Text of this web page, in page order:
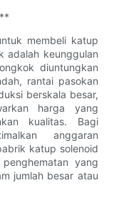
membeli katup
adalah keunggulan
diuntungkan
rantai pasokan
berskala besar,
harga yang
kualitas. Bagi
anggaran
katup solenoid
yang
jumlah besar atau